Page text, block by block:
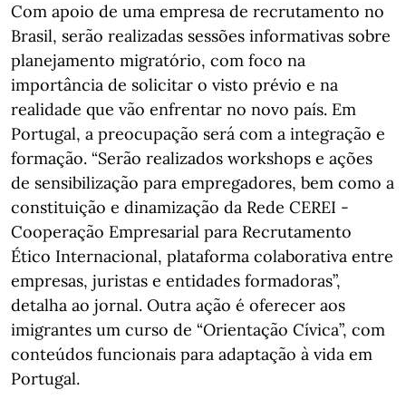
Com apoio de uma empresa de recrutamento no
Brasil, serão realizadas sessões informativas sobre
planejamento migratório, com foco na
importância de solicitar o visto prévio e na
realidade que vão enfrentar no novo país. Em
Portugal, a preocupação será com a integração e
formação. “Serão realizados workshops e ações
de sensibilização para empregadores, bem como a
constituição e dinamização da Rede CEREI -
Cooperação Empresarial para Recrutamento
Ético Internacional, plataforma colaborativa entre
empresas, juristas e entidades formadoras”,
detalha ao jornal. Outra ação é oferecer aos
imigrantes um curso de “Orientação Cívica”, com
conteúdos funcionais para adaptação à vida em
Portugal.